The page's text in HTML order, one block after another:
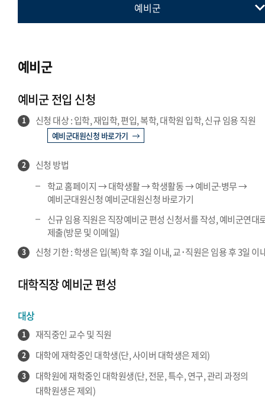
예비군
예비군
예비군 전입 신청
1 신청 대상 : 입학, 재입학, 편입, 복학, 대학원 입학, 신규 임용 직원
예비군대원신청 바로가기
2
신청 방법
학교 홈페이지 → 대학생활 → 학생활동 → 예비군∙병무 →
예비군대원신청 예비군대원신청 바로가기
신규 임용 직원은 직장예비군 편성 신청서를 작성, 예비군연대
제출(방문 및 이메일)
3 신청 기한 : 학생은 입(복)학 후 3일 이내, 교･직원은 임용 후 3일 이
대학직장 예비군 편성
대상
1 재직중인 교수 및 직원
2 대학에 재학중인 대학생(단, 사이버 대학생은 제외)
3
대학원에 재학중인 대학원생(단, 전문, 특수, 연구, 관리 과정의
대학원생은 제외)